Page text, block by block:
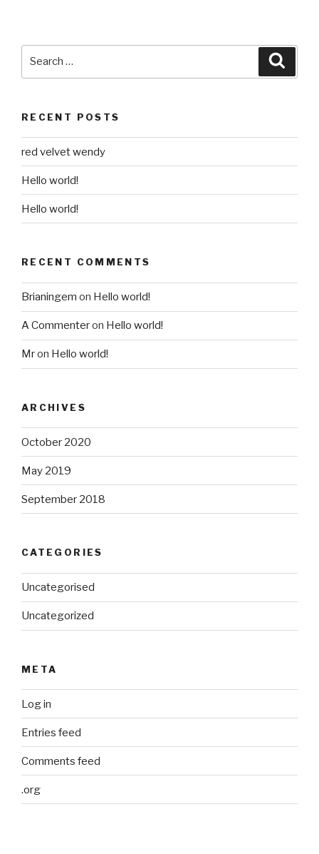
RECENT POSTS
red velvet wendy
Hello world!
Hello world!
RECENT COMMENTS
Brianingem on Hello world!
A Commenteron Hello world!
Mron Hello world!
ARCHIVES
October 2020
May 2019
September 2018
CATEGORIES
Uncategorised
Uncategorized
META
Log in
Entries feed
Comments feed
.org